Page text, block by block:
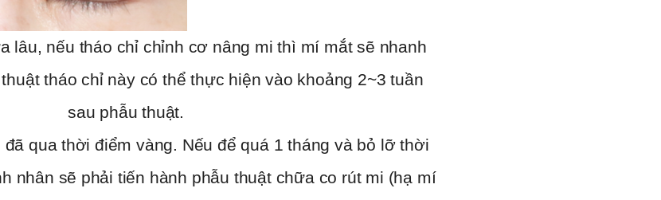
lâu, nếu tháo chỉ chỉnh cơ nâng mi thì mí mắt sẽ nhanh
tháo chỉ này có thể thực hiện vào khoảng 2~3 tuần
sau phẫu thuật.
qua thời điểm vàng. Nếu để quá 1 tháng và bỏ lỡ thời
nhân sẽ phải tiến hành phẫu thuật chữa co rút mi (hạ mí